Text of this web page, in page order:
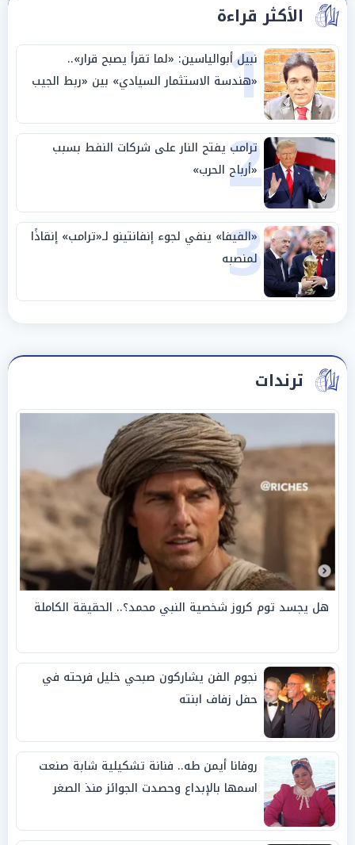
الأكثر قراءة
1
نبيل أبوالياسين: «لما تقرأ يصبح قرار»..
«هندسة الاستثمار السيادي» بين «ربط الجيب
بالوطن» و«سيادة الكلمة»
2
ترامب يفتح النار على شركات النفط بسبب
«أرباح الحرب»
3
«الفيفا» ينفي لجوء إنفانتينو لـ«ترامب» إنقاذًا
لمنصبه
ترندات
هل يجسد توم كروز شخصية النبي محمد؟.. الحقيقة الكاملة
نجوم الفن يشاركون صبحي خليل فرحته في
حفل زفاف ابنته
روفانا أيمن طه.. فنانة تشكيلية شابة صنعت
اسمها بالإبداع وحصدت الجوائز منذ الصغر